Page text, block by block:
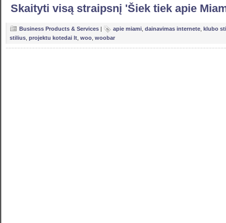
Skaityti visą straipsnį 'Šiek tiek apie
Business Products & Services | apie miami dainavimas internete klubo
stilius projektu kotedai lt woo woobar